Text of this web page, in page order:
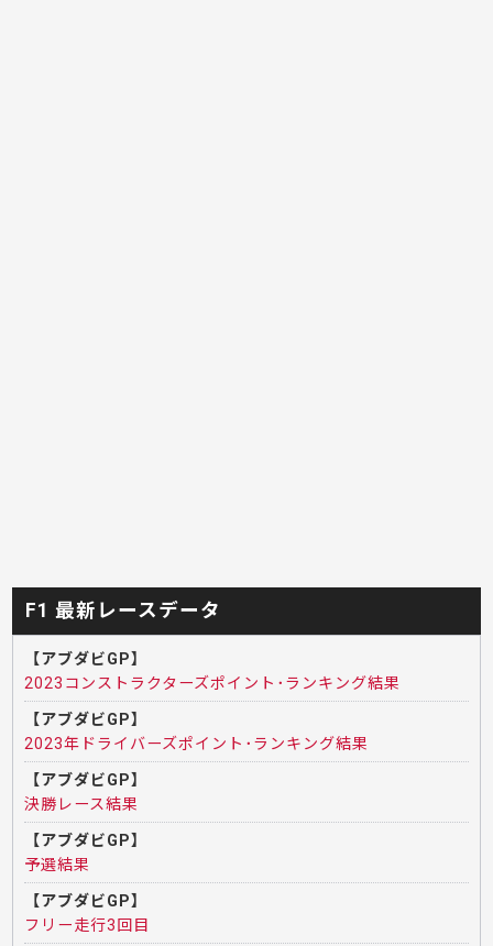
F1 最新レースデータ
【アブダビGP】
2023コンストラクターズポイント･ランキング結果
【アブダビGP】
2023年ドライバーズポイント･ランキング結果
【アブダビGP】
決勝レース結果
【アブダビGP】
予選結果
【アブダビGP】
フリー走行3回目